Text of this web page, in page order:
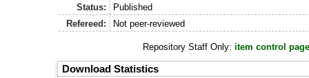
Status:
Published
Refereed:
Not peer-reviewed
Repository Staff Only:item control
Download Statistics